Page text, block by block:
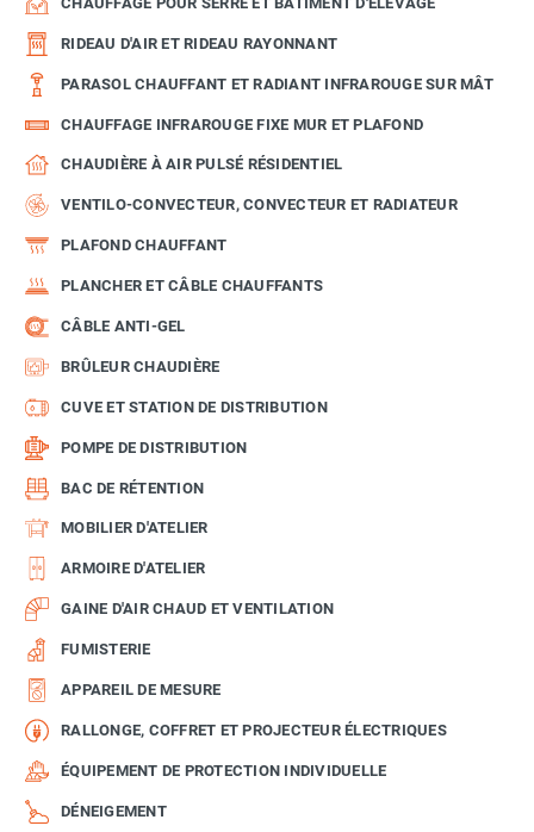
RIDEAU D'AIR ET RIDEAU RAYONNANT
PARASOL CHAUFFANT ET RADIANT INFRAROUGE SUR MÂT
CHAUFFAGE INFRAROUGE FIXE MUR ET PLAFOND
CHAUDIÈRE À AIR PULSÉ RÉSIDENTIEL
VENTILO-CONVECTEUR, CONVECTEUR ET RADIATEUR
PLAFOND CHAUFFANT
PLANCHER ET CÂBLE CHAUFFANTS
CÂBLE ANTI-GEL
BRÛLEUR CHAUDIÈRE
CUVE ET STATION DE DISTRIBUTION
POMPE DE DISTRIBUTION
BAC DE RÉTENTION
MOBILIER D'ATELIER
ARMOIRE D'ATELIER
GAINE D'AIR CHAUD ET VENTILATION
FUMISTERIE
APPAREIL DE MESURE
RALLONGE, COFFRET ET PROJECTEUR ÉLECTRIQUES
ÉQUIPEMENT DE PROTECTION INDIVIDUELLE
DÉNEIGEMENT